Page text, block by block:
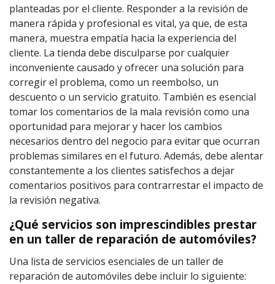
planteadas por el cliente. Responder a la revisión de
manera rápida y profesional es vital, ya que, de esta
manera, muestra empatía hacia la experiencia del
cliente. La tienda debe disculparse por cualquier
inconveniente causado y ofrecer una solución para
corregir el problema, como un reembolso, un
descuento o un servicio gratuito. También es esencial
tomar los comentarios de la mala revisión como una
oportunidad para mejorar y hacer los cambios
necesarios dentro del negocio para evitar que ocurran
problemas similares en el futuro. Además, debe alentar
constantemente a los clientes satisfechos a dejar
comentarios positivos para contrarrestar el impacto de
la revisión negativa.
¿Qué servicios son imprescindibles prestar
en un taller de reparación de automóviles?
Una lista de servicios esenciales de un taller de
reparación de automóviles debe incluir lo siguiente: